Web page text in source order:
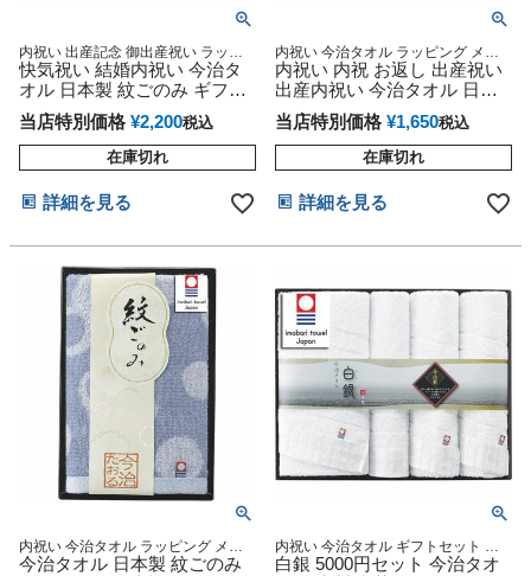
内祝い 出産記念 御出産祝い ラッピ
ング メッセージカード 熨斗
快気祝い 結婚内祝い 今治タ
オル 日本製 紋ごのみ ギフト
セット お返し 出産祝い 出産
内祝い
当店特別価格 ¥2,200税込
在庫切れ
詳細を見る
内祝い 今治タオル ラッピング メッ
セージカード 熨斗
内祝い 内祝 お返し 出産祝い
出産内祝い 今治タオル 日本
製 紋ごのみ ギフトセット
当店特別価格 ¥1,650税込
在庫切れ
詳細を見る
内祝い 今治タオル ラッピング メッ
セージカード 熨斗
今治タオル 日本製 紋ごのみ
内祝い 今治タオル ギフトセット ラ
ッピング メッセージカード 熨斗
白銀 5000円セット 今治タオ